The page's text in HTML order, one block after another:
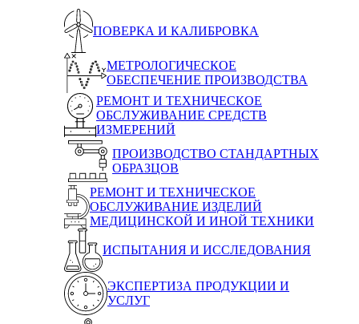
ПОВЕРКА И КАЛИБРОВКА
МЕТРОЛОГИЧЕСКОЕ
ОБЕСПЕЧЕНИЕ ПРОИЗВОДСТВА
РЕМОНТ И ТЕХНИЧЕСКОЕ
ОБСЛУЖИВАНИЕ СРЕДСТВ
ИЗМЕРЕНИЙ
ПРОИЗВОДСТВО СТАНДАРТНЫХ
ОБРАЗЦОВ
РЕМОНТ И ТЕХНИЧЕСКОЕ
ОБСЛУЖИВАНИЕ ИЗДЕЛИЙ
МЕДИЦИНСКОЙ И ИНОЙ ТЕХНИКИ
ИСПЫТАНИЯ И ИССЛЕДОВАНИЯ
ЭКСПЕРТИЗА ПРОДУКЦИИ И
УСЛУГ